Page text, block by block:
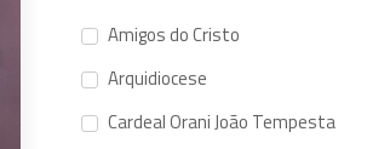
Amigos do Cristo
Arquidiocese
Cardeal Orani João Tempesta